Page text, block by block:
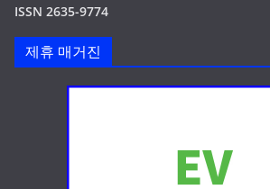
ISSN 2635-9774
제휴 매거진